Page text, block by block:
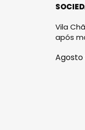
Vila
após
Agosto